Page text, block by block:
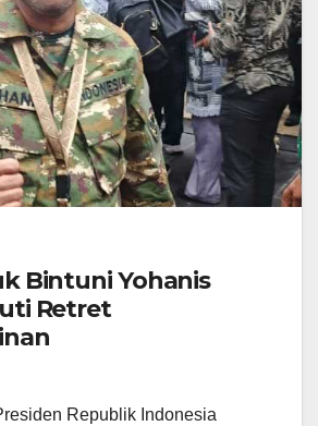
Bintuni Yohanis
Retret
Republik Indonesia